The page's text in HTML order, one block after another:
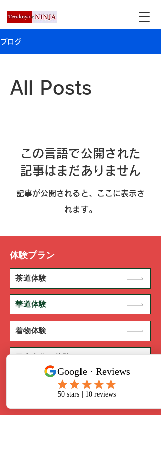
ブログ
All Posts
この言語で公開された
記事はまだありません
記事が公開されると、ここに表示さ
れます。
体験プラン
茶道体験
華道体験
着物体験
日本食作り体験